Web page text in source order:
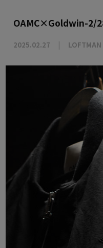
OAMC×Goldwin-2/
2025.02.27